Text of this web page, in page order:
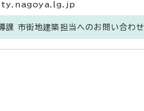
課 市街地建築担当へのお問い合わせ